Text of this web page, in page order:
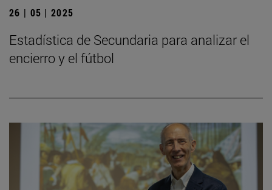
26 | 05 | 2025
Estadística de Secundaria para analizar el
encierro y el fútbol